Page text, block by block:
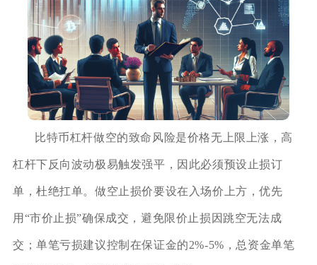
比特币杠杆做空的致命风险是价格无上限上涨，高
杠杆下反向波动极易触发强平，因此必须预设止损订
单，杜绝扛单。做空止损价要设在入场价上方，优先
用“市价止损”确保成交，避免限价止损因跳空无法成
交；单笔亏损建议控制在保证金的2%-5%，总资金单笔